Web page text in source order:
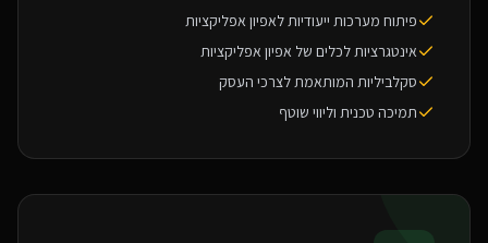
פיתוח מערכות ייעודיות לאפיון אפליקציות
אינטגרציות לכלים של אפיון אפליקציות
סקלביליות המותאמת לצרכי העסק
תמיכה טכנית וליווי שוטף